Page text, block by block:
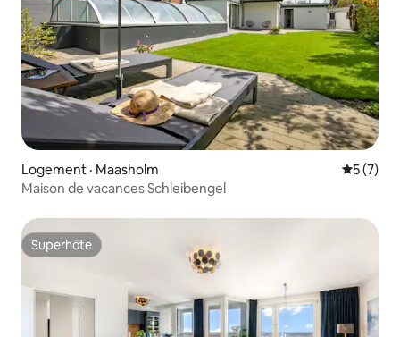
Logement · Maasholm Note
5 (7)
Maison de vacances Schleibengel
Superhôte
Superhôte